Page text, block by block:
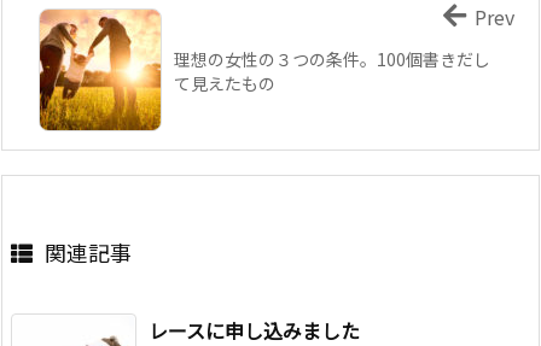
理想の女性の３つの条件。100個書きだし
て見えたもの
Prev
関連記事
レースに申し込みました